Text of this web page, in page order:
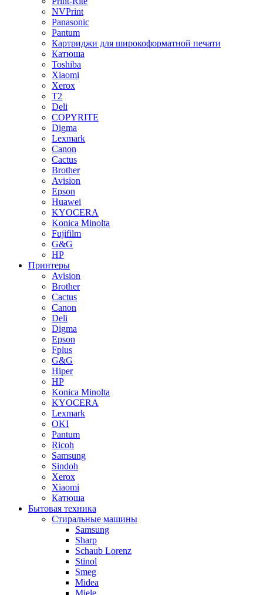
NVPrint
Panasonic
Pantum
Картриджи для широкоформатной печати
Катюша
Toshiba
Xiaomi
Xerox
T2
Deli
COPYRITE
Digma
Lexmark
Canon
Cactus
Brother
Avision
Epson
Huawei
KYOCERA
Konica Minolta
Fujifilm
G&G
HP
Принтеры
Avision
Brother
Cactus
Canon
Deli
Digma
Epson
Fplus
G&G
Hiper
HP
Konica Minolta
KYOCERA
Lexmark
OKI
Pantum
Ricoh
Samsung
Sindoh
Xerox
Xiaomi
Катюша
Бытовая техника
Стиральные машины
Samsung
Sharp
Schaub Lorenz
Stinol
Smeg
Midea